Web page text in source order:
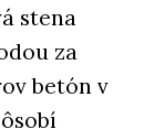
stena
za
betón v